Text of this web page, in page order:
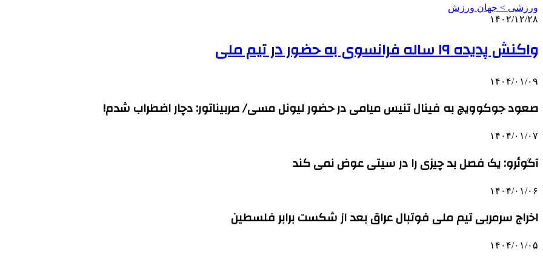
ورزشی > جهان ورزش
۱۴۰۲/۱۲/۲۸
واکنش پدیده ۱۹ ساله فرانسوی به حضور در تیم ملی
۱۴۰۴/۰۱/۰۹
صعود جوکوویچ به فینال تنیس میامی در حضور لیونل مسی/ صربیناتور: دچار اضطراب شدم!
۱۴۰۴/۰۱/۰۷
آگوئرو: یک فصل بد چیزی را در سیتی عوض نمی کند
۱۴۰۴/۰۱/۰۶
اخراج سرمربی تیم ملی فوتبال عراق بعد از شکست برابر فلسطین
۱۴۰۴/۰۱/۰۵